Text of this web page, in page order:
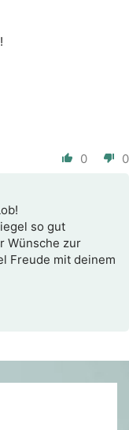
0 0
so gut
Wünsche zur
Freude mit deinem